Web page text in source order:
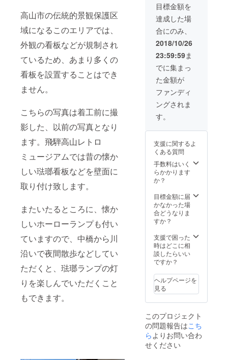
高山市の伝統的景観保護区
域になるこのエリアでは、
外観の看板などが規制され
ているため、あまり多くの
看板を設置することはでき
ません。
こちらの写真は着工前に撮
影した、以前の写真となり
ます。飛騨高山レトロ
ミュージアムでは昔の懐か
しい琺瑯看板などを壁面に
取り付け致します。
またいたるところに、懐か
しいホーローランプも付い
ていますので、中橋から川
沿いで夜間散歩などしてい
ただくと、琺瑯ランプの灯
りを楽しんでいただくこと
もできます。
わせ
セッ
ト、飛
騨高山
の五平
餅詰め
合わせ
セッ
ト、高
山ラー
メン詰
め合わ
せセッ
人気の
ラかわ
いいス
ワロフ
スキー
クリス
使用し
た、ひ
だのさ
るぼぼ
ラップ1
体をお
礼とし
てリ
いたし
ます。※
カラー
はお選
ませ
ん。※招
待券と
給食無
料チ
目標金額を
達成した場
合にのみ、
2018/10/26
23:59:59ま
でに集まっ
た金額が
ファンディ
ングされま
す。
支援に関するよ
くある質問
手数料はいく
らかかります
か？
目標金額に届
かなかった場
合どうなりま
すか？
支援で困った
時はどこに相
談したらいい
ですか？
ヘルプページを
見る
このプロジェクト
の問題報告はこち
ら よりお問い合わ
せください